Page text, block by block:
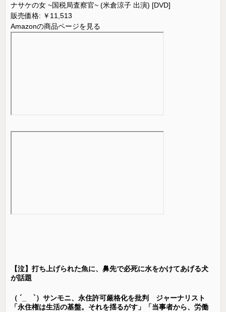
ナサケの女 ~国税局査察官~ (米倉涼子 出演) [DVD]
販売価格: ￥11,513
Amazonの商品ページを見る
【泣】打ち上げられた魚に、鼻先で必死に水をかけてあげる犬
が話題
（ ´_ゝ`）サンモニ、永住許可厳格化を批判 ジャーナリスト
「永住権は生活の基盤。それを揺るがす」「当事者から、労働